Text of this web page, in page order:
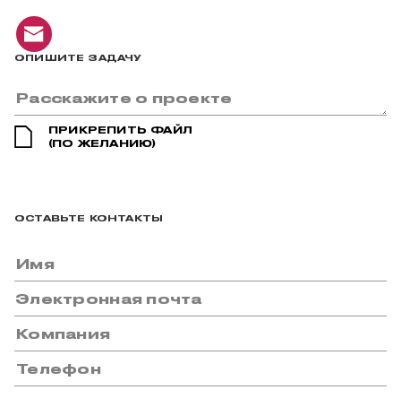
ОПИШИТЕ ЗАДАЧУ
ПРИКРЕПИТЬ ФАЙЛ
(ПО ЖЕЛАНИЮ)
ОСТАВЬТЕ КОНТАКТЫ